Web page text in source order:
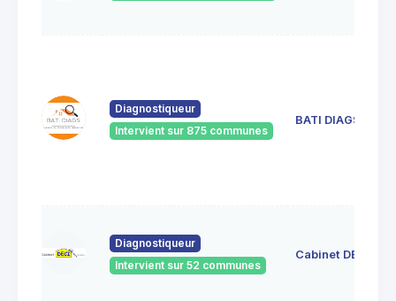
Diagnostiqueur
Intervient sur 875 communes
BATI DIAGS
Diagnostiqueur
Intervient sur 52 communes
Cabinet DECI